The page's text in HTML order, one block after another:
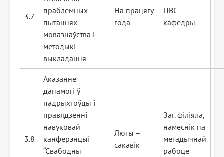
3.7
праблемных
пытаннях
мовазнаўства і
методыкі
выкладання
На працягу
года
ПВС
кафедры
3.8
Аказанне
дапамогі ў
падрыхтоўцы і
правядзенні
навуковай
канферэнцыі
“Свабодны
Люты –
сакавік
Заг. філіяла,
намеснік па
метадычнай
рабоце